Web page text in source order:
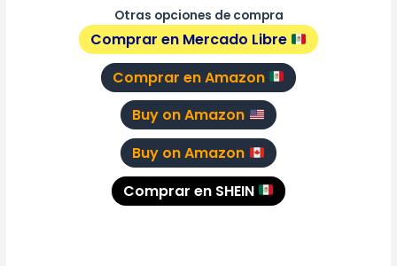
Otras opciones de compra
Comprar en Mercado Libre
Comprar en Amazon
Buy on Amazon
Buy on Amazon
Comprar en SHEIN